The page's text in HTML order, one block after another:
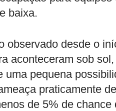
baixa.
observado desde o
aconteceram sob
uma pequena
praticamente
de 5% de chance